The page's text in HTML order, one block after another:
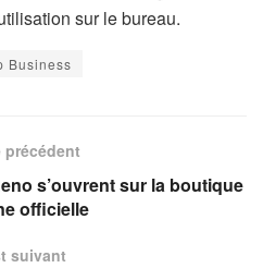
sur le bureau.
Business
précédent
s’ouvrent sur la boutique
officielle
suivant